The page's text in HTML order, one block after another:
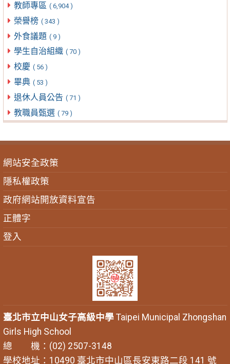
教師專區 ( 6,904 )
榮譽榜 ( 343 )
外食議題 ( 9 )
學生自治組織 ( 70 )
校慶 ( 56 )
畢典 ( 53 )
退休人員公告 ( 71 )
教職員甄選 ( 79 )
網站安全政策
隱私權政策
政府網站開放資料宣告
正體字
登入
臺北市立中山女子高級中學Taipei Municipal Zhongshan
Girls High School
總 機：(02) 2507-3148
學校地址：10490 臺北市中山區長安東路二段 141 號